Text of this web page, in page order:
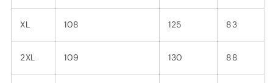
XL 108 125 83
2XL 109 130 88